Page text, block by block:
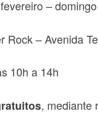
– domingo
Rock – Avenida
10h a 14h
, mediante